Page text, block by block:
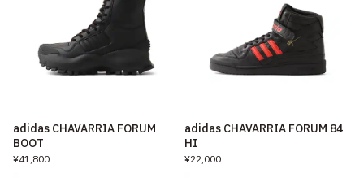
adidas CHAVARRIA FORUM
BOOT
¥41,800
adidas CHAVARRIA FORUM 84
HI
¥22,000